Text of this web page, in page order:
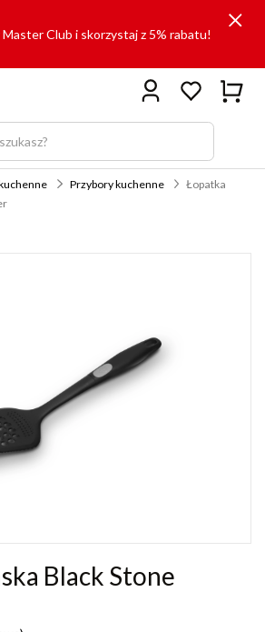
Club i skorzystaj z 5% rabatu!
Przybory kuchenne
Łopatka
Black Stone